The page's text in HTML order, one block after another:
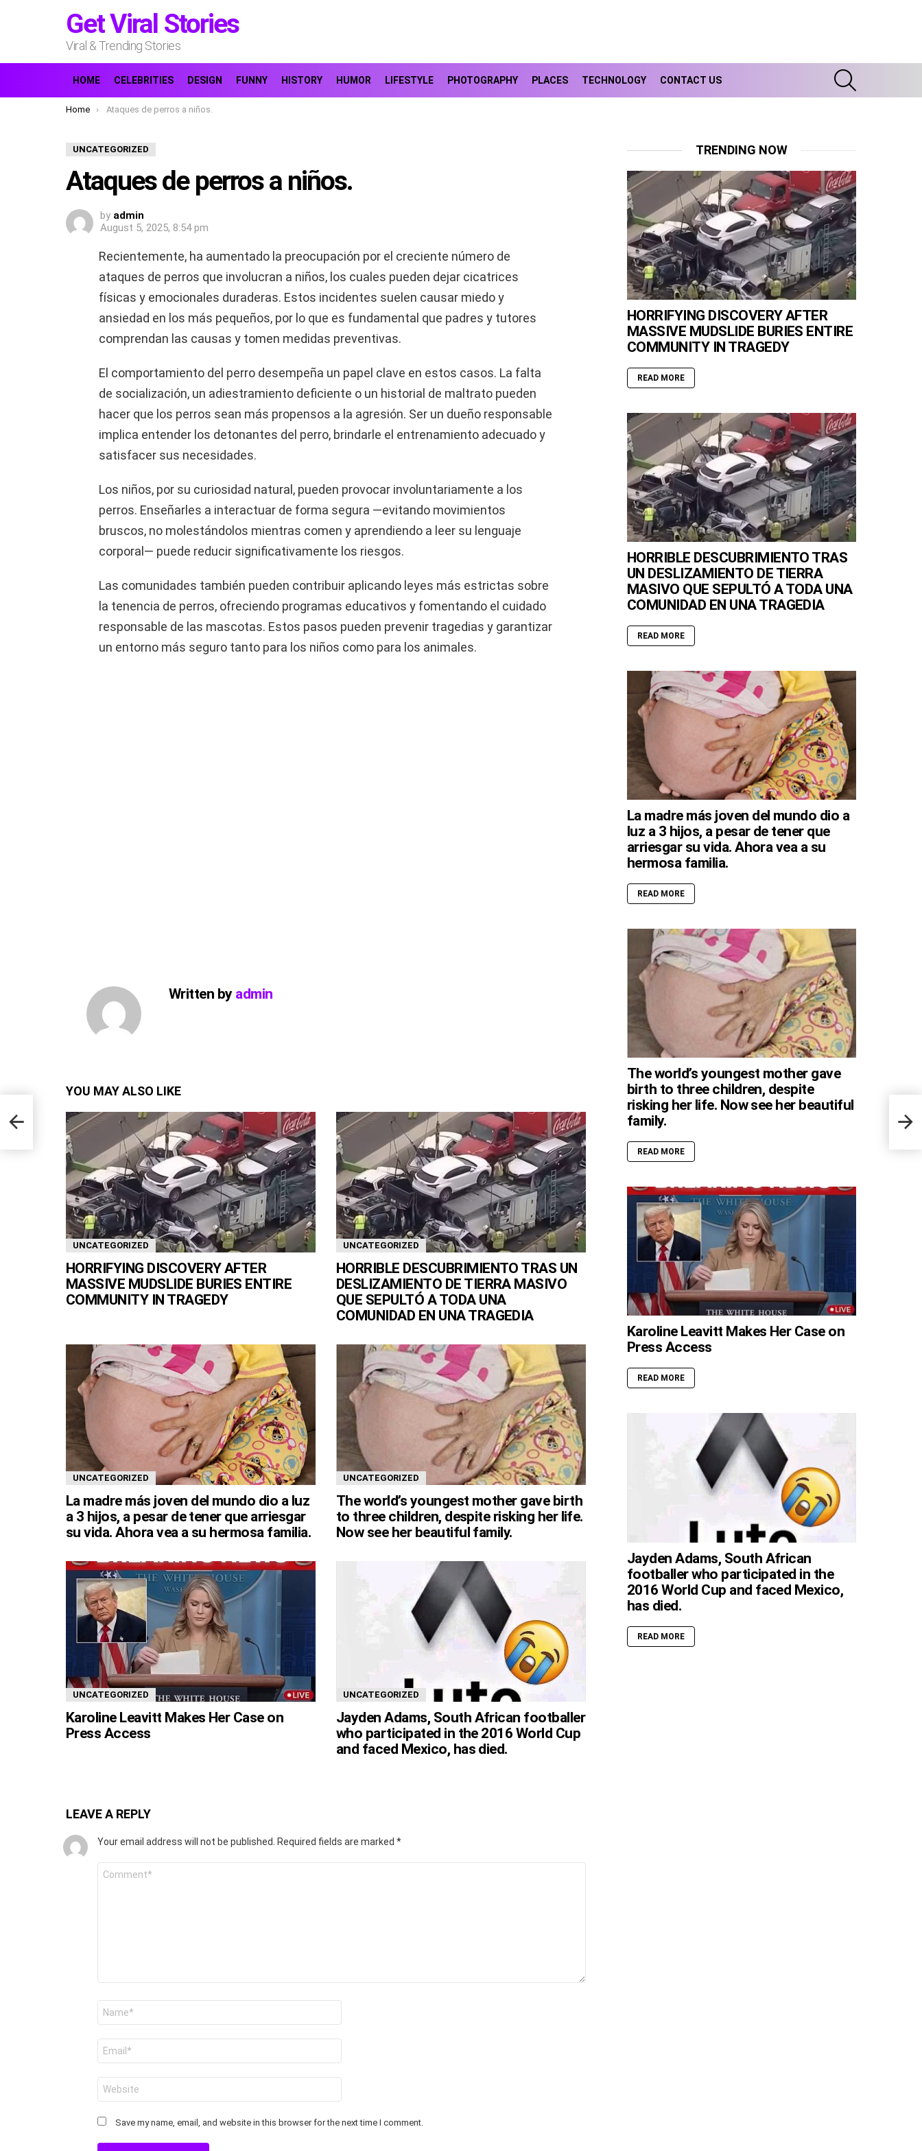
Get Viral Stories
Viral & Trending Stories
HOME CELEBRITIES DESIGN FUNNY HISTORY HUMOR LIFESTYLE PHOTOGRAPHY PLACES TECHNOLOGY CONTACT US
You are here:
Home Ataques de perros a niños.
UNCATEGORIZED
Ataques de perros a niños.
by admin
August 5, 2025, 8:54 pm
Recientemente, ha aumentado la preocupación por el creciente número de
ataques de perros que involucran a niños, los cuales pueden dejar cicatrices
físicas y emocionales duraderas. Estos incidentes suelen causar miedo y
ansiedad en los más pequeños, por lo que es fundamental que padres y tutores
comprendan las causas y tomen medidas preventivas.
El comportamiento del perro desempeña un papel clave en estos casos. La falta
de socialización, un adiestramiento deficiente o un historial de maltrato pueden
hacer que los perros sean más propensos a la agresión. Ser un dueño responsable
implica entender los detonantes del perro, brindarle el entrenamiento adecuado y
satisfacer sus necesidades.
Los niños, por su curiosidad natural, pueden provocar involuntariamente a los
perros. Enseñarles a interactuar de forma segura —evitando movimientos
bruscos, no molestándolos mientras comen y aprendiendo a leer su lenguaje
corporal— puede reducir significativamente los riesgos.
Las comunidades también pueden contribuir aplicando leyes más estrictas sobre
la tenencia de perros, ofreciendo programas educativos y fomentando el cuidado
responsable de las mascotas. Estos pasos pueden prevenir tragedias y garantizar
un entorno más seguro tanto para los niños como para los animales.
Written by admin
YOU MAY ALSO LIKE
UNCATEGORIZED
HORRIFYING DISCOVERY AFTER
MASSIVE MUDSLIDE BURIES ENTIRE
COMMUNITY IN TRAGEDY
UNCATEGORIZED
HORRIBLE DESCUBRIMIENTO TRAS UN
DESLIZAMIENTO DE TIERRA MASIVO
QUE SEPULTÓ A TODA UNA
COMUNIDAD EN UNA TRAGEDIA
UNCATEGORIZED
La madre más joven del mundo dio a luz
a 3 hijos, a pesar de tener que arriesgar
su vida. Ahora vea a su hermosa familia.
UNCATEGORIZED
The world’s youngest mother gave birth
to three children, despite risking her life.
Now see her beautiful family.
UNCATEGORIZED
Karoline Leavitt Makes Her Case on
Press Access
UNCATEGORIZED
Jayden Adams, South African footballer
who participated in the 2016 World Cup
and faced Mexico, has died.
LEAVE A REPLY
Your email address will not be published. Required fields are marked *
Save my name, email, and website in this browser for the next time I comment.
My
TRENDING NOW
HORRIFYING DISCOVERY AFTER
MASSIVE MUDSLIDE BURIES ENTIRE
COMMUNITY IN TRAGEDY
READ MORE
HORRIBLE DESCUBRIMIENTO TRAS
UN DESLIZAMIENTO DE TIERRA
MASIVO QUE SEPULTÓ A TODA UNA
COMUNIDAD EN UNA TRAGEDIA
READ MORE
La madre más joven del mundo dio a
luz a 3 hijos, a pesar de tener que
arriesgar su vida. Ahora vea a su
hermosa familia.
READ MORE
The world’s youngest mother gave
birth to three children, despite
risking her life. Now see her beautiful
family.
READ MORE
Karoline Leavitt Makes Her Case on
Press Access
READ MORE
Jayden Adams, South African
footballer who participated in the
2016 World Cup and faced Mexico,
has died.
READ MORE